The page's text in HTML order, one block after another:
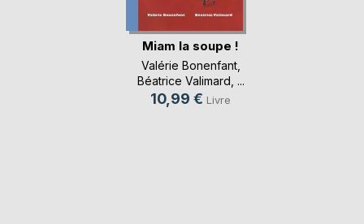
Miam la soupe !
Valérie Bonenfant,
Béatrice Valimard , ...
10,99 € Livre